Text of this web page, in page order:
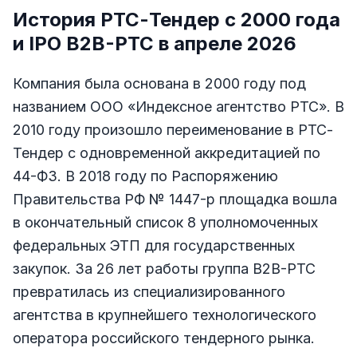
История РТС-Тендер с 2000 года
и IPO B2B-РТС в апреле 2026
Компания была основана в 2000 году под
названием ООО «Индексное агентство РТС». В
2010 году произошло переименование в РТС-
Тендер с одновременной аккредитацией по
44-ФЗ. В 2018 году по Распоряжению
Правительства РФ № 1447-р площадка вошла
в окончательный список 8 уполномоченных
федеральных ЭТП для государственных
закупок. За 26 лет работы группа B2B-РТС
превратилась из специализированного
агентства в крупнейшего технологического
оператора российского тендерного рынка.